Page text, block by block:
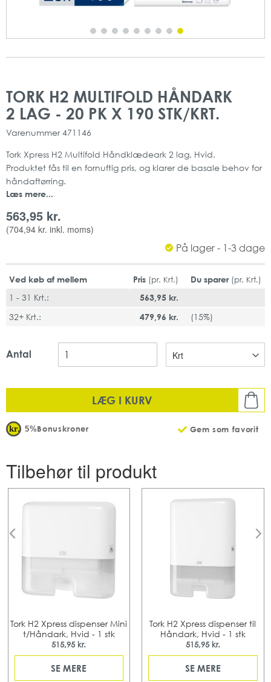
TORK H2 MULTIFOLD HÅNDARK
2 LAG - 20 PK X 190 STK/KRT.
Varenummer 471146
Tork Xpress H2 Multifold Håndklædeark 2 lag, Hvid.
Produktet fås til en fornuftig pris, og klarer de basale behov for
håndaftørring.
Derudover vægtes komfort og hygiejne højt, samt passer
Passer sammen med TORK Xpress Dispenser Multifold
Håndklædeark.
System: H2 - Interfold-håndklædesystem
Mængde: 20 pakker x 191 stk pr karton
Fødevaregodkendt
EU-Ecolabel
Læs mere...
563,95 kr.
(704,94 kr. inkl. moms)
På lager - 1-3 dage
Ved køb af mellem Pris (pr. Krt.) Du sparer (pr. Krt.)
1 - 31 Krt.:
563,95 kr.
32+ Krt.:
479,96 kr. (15%)
Antal
LÆG I KURV
Gem som favorit
5%Bonuskroner
slutningen
af
starten
af
Tilbehør til produkt
Tork H2 Xpress dispenser Mini
t/Håndark, Hvid - 1 stk
515,95 kr.
SE MERE
Tork H2 Xpress dispenser til
Håndark, Hvid - 1 stk
515,95 kr.
SE MERE